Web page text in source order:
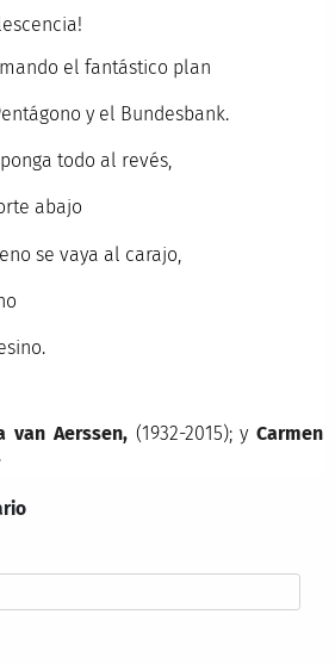
el fantástico plan
y el Bundesbank.
todo al revés,
abajo
se vaya al carajo,
van Aerssen, (1932-2015); yCarmen